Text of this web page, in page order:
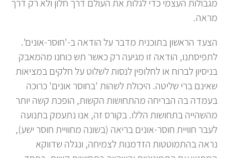
מגבולות העצמי כדי לגלות את העולם דרך חלון ולא רק דרך
מראה.
הצעד הראשון בתוכנית מדבר על הודאה ב-'חוסר-אונים'.
לתפיסתנו, הודאה זו מגיעה רק כאשר תש כוחנו מהמאבק
בניסיון לברוח או לחלופין לנסות לשלוט על חלקים במציאות
שאינם ברי שליטה. היכולת לשהות 'בחוסר אונים' כרוכה
בעמדה בה הבריחה מהתחושות הקשות, הופכת קשה יותר
מהשהייה בתחושות הללו. בקורס זה, אנו נתעמק בתנועה
לעבר חוויית חוסר-אונים בריאה (בשונה מחוויית חוסר ישע),
נראה בהתמוטטות הזדמנות לצמיחה, ונגלה שדווקא